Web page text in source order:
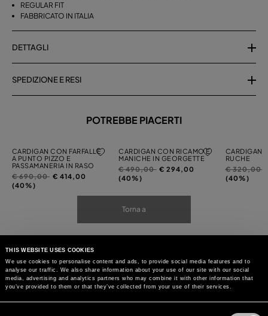
THIS WEBSITE USES COOKIES
We use cookies to personalise content and ads, to provide social media features and to
analyse our traffic. We also share information about your use of our site with our social
media, advertising and analytics partners who may combine it with other information that
you’ve provided to them or that they’ve collected from your use of their services.
REGULAR FIT
FABBRICATO IN ITALIA
DETTAGLI
SPEDIZIONE E RESI
POTREBBE PIACERTI
CARDIGAN CON FARFALLE
A PUNTO PIZZO E
PASSAMANERIA IN RASO
Prezzo
ridotto
€ 690,00a€ 414,00
(40%)
CARDIGAN CON RICAMO E
MANICHE IN GEORGETTE
Prezzo
ridotto
€ 490,00a€ 294,00
(40%)
CARDIGAN
RUCHE
Prezzo
ridotto
€ 320,00
(40%)
Torna a